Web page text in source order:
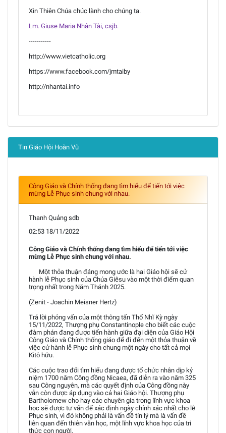
Xin Thiên Chúa chúc lành cho chúng ta.
Lm. Giuse Maria Nhân Tài, csjb.
-----------
http://www.vietcatholic.org
https://www.facebook.com/jmtaiby
http://nhantai.info
Tin Giáo Hội Hoàn Vũ
Công Giáo và Chính thống đang tìm hiểu để tiến tới việc
mừng Lễ Phục sinh chung với nhau.
Thanh Quảng sdb
02:53 18/11/2022
Công Giáo và Chính thống đang tìm hiểu để tiến tới việc
mừng Lễ Phục sinh chung với nhau.
Một thỏa thuận đáng mong ước là hai Giáo hội sẽ cử
hành lễ Phục sinh của Chúa Giêsu vào một thời điểm quan
trọng nhất trong Năm Thánh 2025.
(Zenit - Joachin Meisner Hertz)
Trả lời phỏng vấn của một thông tấn Thổ Nhĩ Kỳ ngày
15/11/2022, Thượng phụ Constantinople cho biết các cuộc
đàm phán đang được tiến hành giữa đại diện của Giáo Hội
Công Giáo và Chính thống giáo để đi đến một thỏa thuận về
việc cử hành lễ Phục sinh chung một ngày cho tất cả mọi
Kitô hữu.
Các cuộc trao đổi tìm hiểu đang được tổ chức nhân dịp kỷ
niệm 1700 năm Công đồng Nicaea, đã diễn ra vào năm 325
sau Công nguyên, mà các quyết định của Công đồng này
vẫn còn được áp dụng vào cả hai Giáo hội. Thượng phụ
Bartholomew cho hay các chuyên gia trong lĩnh vực khoa
học sẽ được tư vấn để xác định ngày chính xác nhất cho lễ
Phục sinh, vì đó không phải là vấn đề tín lý mà là vấn đề
liên quan đến thiên văn học, một lĩnh vực khoa học của tri
thức con người.